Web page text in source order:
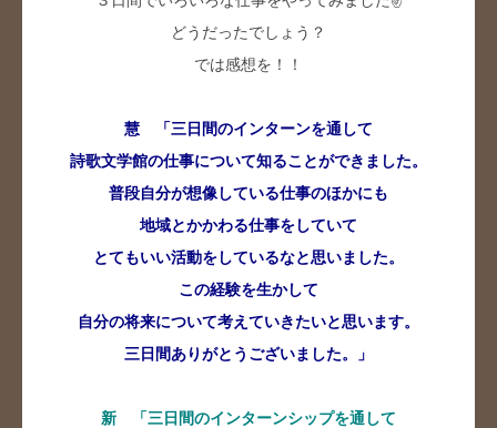
どうだったでしょう？
では感想を！！
慧 「三日間のインターンを通して
詩歌文学館の仕事について知ることができました。
普段自分が想像している仕事のほかにも
地域とかかわる仕事をしていて
とてもいい活動をしているなと思いました。
この経験を生かして
自分の将来について考えていきたいと思います。
三日間ありがとうございました。」
新 「三日間のインターンシップを通して